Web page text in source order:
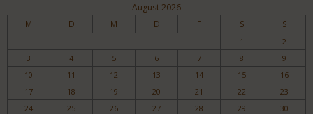
August 2026
M D M D F S S
1
2
3
4 5 6 7 8
9
10
11 12 13 14 15
16
17
18 19 20 21 22
23
24
25 26 27 28 29
30